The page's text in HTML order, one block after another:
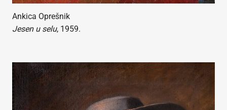
Ankica Oprešnik
Jesen u selu, 1959.